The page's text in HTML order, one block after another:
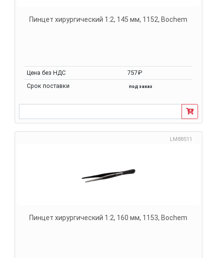
Пинцет хирургический 1:2, 145 мм, 1152, Bochem
Цена без НДС
757₽
Срок поставки
под заказ
LM88511
Пинцет хирургический 1:2, 160 мм, 1153, Bochem